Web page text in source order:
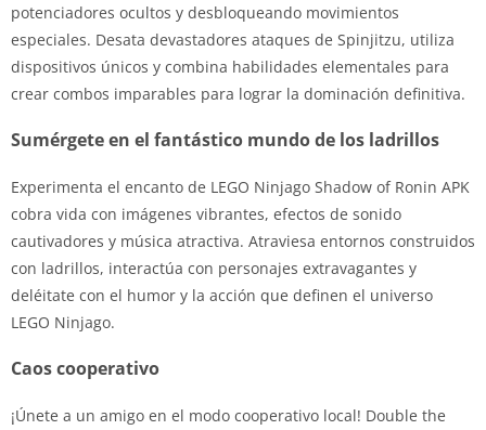
potenciadores ocultos y desbloqueando movimientos
especiales. Desata devastadores ataques de Spinjitzu, utiliza
dispositivos únicos y combina habilidades elementales para
crear combos imparables para lograr la dominación definitiva.
Sumérgete en el fantástico mundo de los ladrillos
Experimenta el encanto de LEGO Ninjago Shadow of Ronin APK
cobra vida con imágenes vibrantes, efectos de sonido
cautivadores y música atractiva. Atraviesa entornos construidos
con ladrillos, interactúa con personajes extravagantes y
deléitate con el humor y la acción que definen el universo
LEGO Ninjago.
Caos cooperativo
¡Únete a un amigo en el modo cooperativo local! Double the